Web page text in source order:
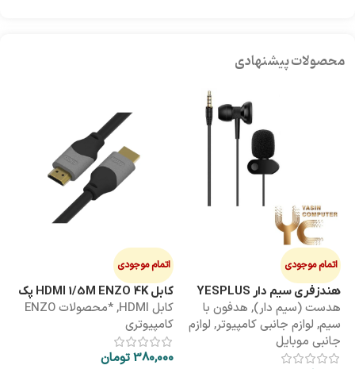
محصولات پیشنهادی
اتمام موجودی
هندزفری سیم دار YESPLUS
YS-113
هدست (سیم دار), هدفون با
سیم, لوازم جانبی کامپیوتر, لوازم
جانبی موبایل
اتمام موجودی
کابل HDMI 1/5M ENZO 4K پک
طلقی
کابل HDMI ,
*محصولات ENZO
کامپیوتری
380,000تومان